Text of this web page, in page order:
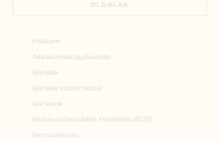
OLDALAK
A fiókom
Adatkezelési tájékoztató
Ajándék
Ajándék köszönőoldal
Ajánlások
Általános Szerződési Feltételek (ÁSZF)
Bemutatkozás